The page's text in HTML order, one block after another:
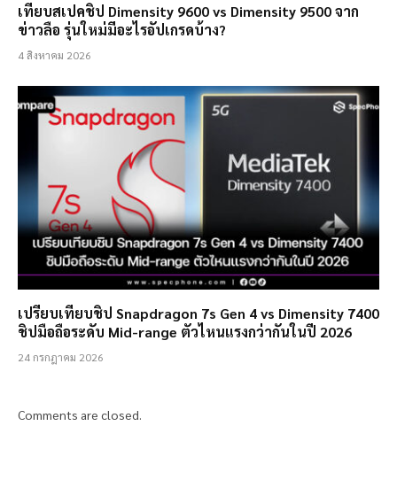
เทียบสเปคชิป Dimensity 9600 vs Dimensity 9500 จาก
ข่าวลือ รุ่นใหม่มีอะไรอัปเกรดบ้าง?
4 สิงหาคม 2026
เปรียบเทียบชิป Snapdragon 7s Gen 4 vs Dimensity 7400
ชิปมือถือระดับ Mid-range ตัวไหนแรงกว่ากันในปี 2026
24 กรกฎาคม 2026
Comments are closed.